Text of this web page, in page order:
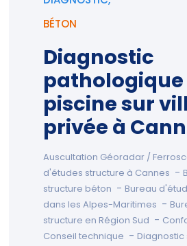
BÉTON
Diagnostic
pathologique
piscine sur
privée à
Auscultation Géoradar /
d'études structure à Cannes
-
structure béton
- Bureau
dans les Alpes-Maritimes
-
structure en Région Sud
-
Conseil technique - Diagnostic